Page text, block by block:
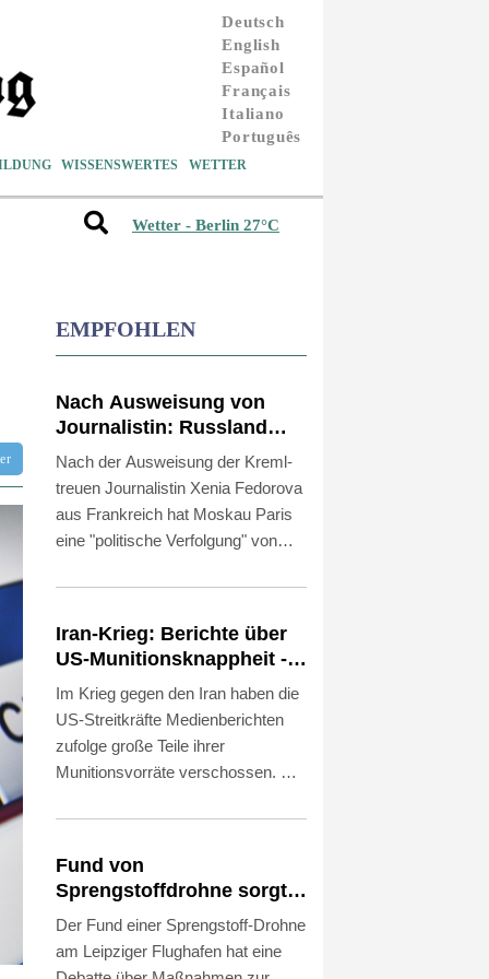
Deutsch
English
Español
Français
Italiano
Português
WISSENSWERTES WETTER
Wetter - Berlin 27°C
EMPFOHLEN
Nach Ausweisung von
Journalistin: Russland
wirft Frankreich
"politische Verfolgung"
Nach der Ausweisung der Kreml-
treuen Journalistin Xenia Fedorova
aus Frankreich hat Moskau Paris
eine "politische Verfolgung" von
"Jede abweichende Meinung wird
bezeichnet, worauf Versuche
folgen, Journalisten und ganze
Medien zu vertreiben", sagte der
stellvertretende Sprecher des
russischen Außenministeriums,
Alexej Fadejew, am Donnerstag.
offiziellen Linie entsprechen".
Iran-Krieg: Berichte über
US-Munitionsknappheit -
Pakistan will neue
Gespräche
Im Krieg gegen den Iran haben die
US-Streitkräfte Medienberichten
zufolge große Teile ihrer
Munitionsvorräte verschossen. Ein
Präsident Donald Trump von
schrieb etwa die "Washington
Post". Trump wies die Berichte am
Donnerstag zurück und drohte den
Journalisten mit langen Haftstrafen.
Fund von
Sprengstoffdrohne sorgt
für Debatte über
Luftsicherheit
Der Fund einer Sprengstoff-Drohne
am Leipziger Flughafen hat eine